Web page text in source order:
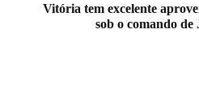
Vitória tem excelente
sob o comando